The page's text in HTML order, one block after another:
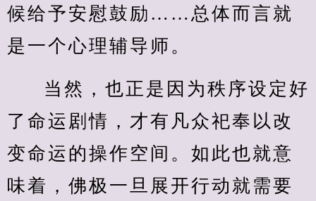
候给予安慰鼓励……总体而言就
是一个心理辅导师。
当然，也正是因为秩序设定好
了命运剧情，才有凡众祀奉以改
变命运的操作空间。如此也就意
味着，佛极一旦展开行动就需要